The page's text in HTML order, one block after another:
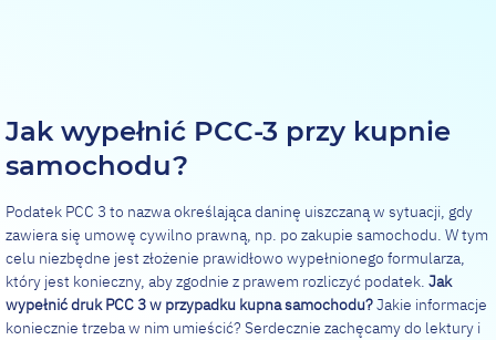
Jak wypełnić PCC-3 przy kupnie
samochodu?
Podatek PCC 3 to nazwa określająca daninę uiszczaną w sytuacji, gdy
zawiera się umowę cywilno prawną, np. po zakupie samochodu. W tym
celu niezbędne jest złożenie prawidłowo wypełnionego formularza,
który jest konieczny, aby zgodnie z prawem rozliczyć podatek. Jak
wypełnić druk PCC 3 w przypadku kupna samochodu?Jakie informacje
koniecznie trzeba w nim umieścić? Serdecznie zachęcamy do lektury i